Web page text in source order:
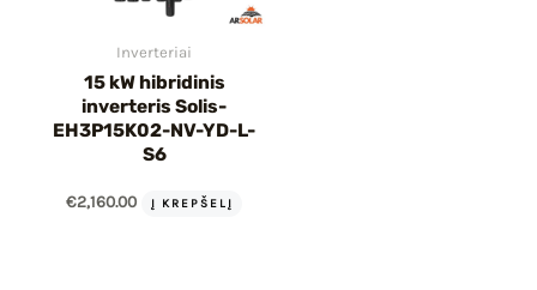
Inverteriai
15 kW hibridinis
inverteris Solis-
EH3P15K02-NV-YD-L-
S6
€2,160.00 Į KREPŠELĮ